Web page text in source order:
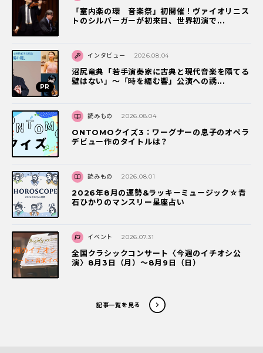
「室内楽の環 音楽祭」初開催！ヴァイオリニス
トのシルバーガーが初来日、世界初演で...
インタビュー 2026.08.04
沼尻竜典「若手演奏家に古典と現代音楽を隔てる
壁はない」～「時を編む響」公演への誘...
読みもの 2026.08.04
ONTOMOクイズ3：ワーグナーの息子のオペラ
デビュー作のタイトルは？
読みもの 2026.08.01
2026年8月の運勢&ラッキーミュージック☆青
石ひかりのマンスリー星座占い
イベント 2026.07.31
全国クラシックコンサート〈今週のイチオシ公
演〉8月3日（月）～8月9日（日）
記事一覧を見る